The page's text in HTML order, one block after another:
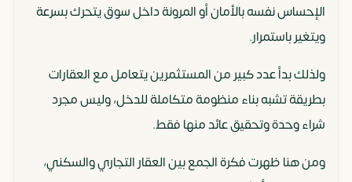
الإحساس نفسه بالأمان أو المرونة داخل سوق يتحرك بسرعة
ويتغير باستمرار.
ولذلك بدأ عدد كبير من المستثمرين يتعامل مع العقارات
بطريقة تشبه بناء منظومة متكاملة للدخل، وليس مجرد
شراء وحدة وتحقيق عائد منها فقط.
ومن هنا ظهرت فكرة الجمع بين العقار التجاري والسكني،